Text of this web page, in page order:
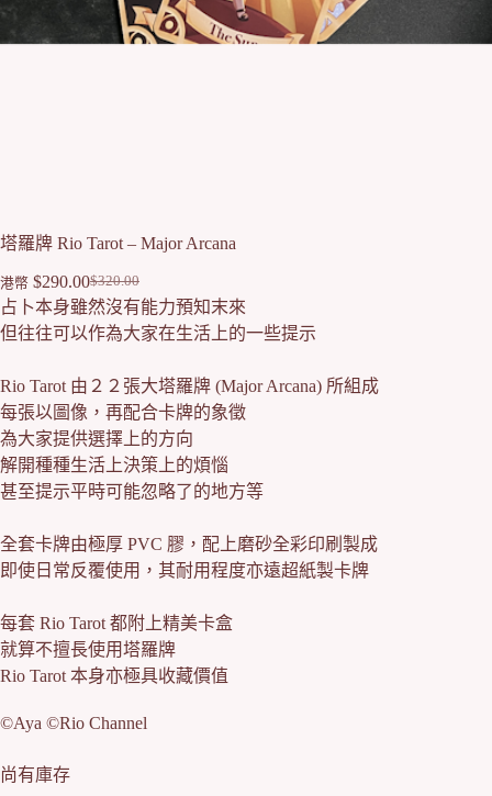
塔羅牌 Rio Tarot – Major Arcana
港幣 $320.00
O
r
i
n
a
p
r
i
w
a
$
3
2
0
0
$290.00C
u
r
n
t
p
r
i
c
s
:
9
0
0
占卜本身雖然沒有能力預知末來
但往往可以作為大家在生活上的一些提示
Rio Tarot 由２２張大塔羅牌 (Major Arcana) 所組成
每張以圖像，再配合卡牌的象徵
為大家提供選擇上的方向
解開種種生活上決策上的煩惱
甚至提示平時可能忽略了的地方等
全套卡牌由極厚 PVC 膠，配上磨砂全彩印刷製成
即使日常反覆使用，其耐用程度亦遠超紙製卡牌
每套 Rio Tarot 都附上精美卡盒
就算不擅長使用塔羅牌
Rio Tarot 本身亦極具收藏價值
©Aya ©Rio Channel
尚有庫存